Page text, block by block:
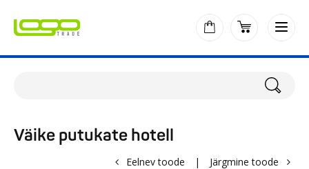
Väike putukate hotell
Eelnev toode | Järgmine toode